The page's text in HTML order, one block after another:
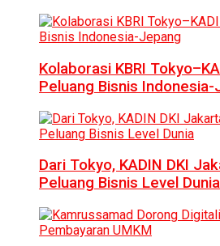
Kolaborasi KBRI
Peluang Bisnis Indonesia-
Dari Tokyo, KADIN DKI
Peluang Bisnis Level Dunia